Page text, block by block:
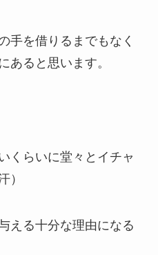
手を借りるまでもなく
あると思います。
くらいに堂々とイチャ
）
える十分な理由になる